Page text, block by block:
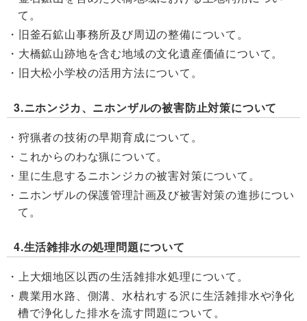
て。
旧釜石鉱山事務所及び周辺の整備について。
大橋鉱山跡地を含む地域の文化遺産価値について。
旧大松小学校の活用方法について。
3.ニホンジカ、ニホンザルの被害防止対策について
狩猟者の技術の早期育成について。
これからのわな猟について。
里に生息するニホンジカの被害対策について。
ニホンザルの保護管理計画及び被害対策の進捗につい
て。
4.生活雑排水の処理問題について
上大畑地区以西の生活雑排水処理について。
農業用水路、側溝、水枯れする沢に生活雑排水や浄化
槽で浄化した排水を流す問題について。